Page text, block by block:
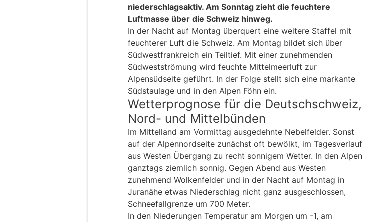
niederschlagsaktiv. Am Sonntag zieht die feuchtere
Luftmasse über die Schweiz hinweg.
In der Nacht auf Montag überquert eine weitere Staffel mit
feuchterer Luft die Schweiz. Am Montag bildet sich über
Südwestfrankreich ein Teiltief. Mit einer zunehmenden
Südwestströmung wird feuchte Mittelmeerluft zur
Alpensüdseite geführt. In der Folge stellt sich eine markante
Südstaulage und in den Alpen Föhn ein.
Wetterprognose für die Deutschschweiz,
Nord- und Mittelbünden
Im Mittelland am Vormittag ausgedehnte Nebelfelder. Sonst
auf der Alpennordseite zunächst oft bewölkt, im Tagesverlauf
aus Westen Übergang zu recht sonnigem Wetter. In den Alpen
ganztags ziemlich sonnig. Gegen Abend aus Westen
zunehmend Wolkenfelder und in der Nacht auf Montag in
Juranähe etwas Niederschlag nicht ganz ausgeschlossen,
Schneefallgrenze um 700 Meter.
In den Niederungen Temperatur am Morgen um -1, am